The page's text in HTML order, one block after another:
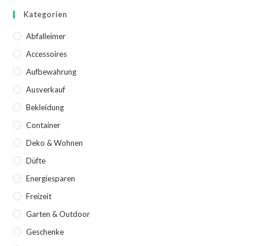
Kategorien
Abfalleimer
Accessoires
Aufbewahrung
Ausverkauf
Bekleidung
Container
Deko & Wohnen
Düfte
Energiesparen
Freizeit
Garten & Outdoor
Geschenke